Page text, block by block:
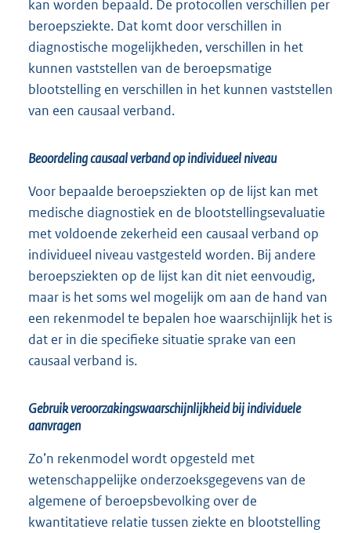
kan worden bepaald. De protocollen verschillen per
beroepsziekte. Dat komt door verschillen in
diagnostische mogelijkheden, verschillen in het
kunnen vaststellen van de beroepsmatige
blootstelling en verschillen in het kunnen vaststellen
van een causaal verband.
Beoordeling causaal verband op individueel niveau
Voor bepaalde beroepsziekten op de lijst kan met
medische diagnostiek en de blootstellingsevaluatie
met voldoende zekerheid een causaal verband op
individueel niveau vastgesteld worden. Bij andere
beroepsziekten op de lijst kan dit niet eenvoudig,
maar is het soms wel mogelijk om aan de hand van
een rekenmodel te bepalen hoe waarschijnlijk het is
dat er in die specifieke situatie sprake van een
causaal verband is.
Gebruik veroorzakingswaarschijnlijkheid bij individuele
aanvragen
Zo’n rekenmodel wordt opgesteld met
wetenschappelijke onderzoeksgegevens van de
algemene of beroepsbevolking over de
kwantitatieve relatie tussen ziekte en blootstelling